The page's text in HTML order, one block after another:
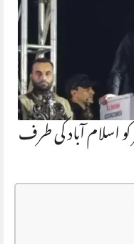
کا جلسہ، 27 ستمبر کو اسلام آباد کی طرف